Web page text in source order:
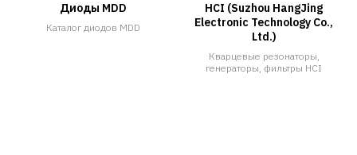
Диоды MDD
Каталог диодов MDD
HCI (Suzhou HangJing
Electronic Technology Co.,
Ltd.)
Кварцевые резонаторы,
генераторы, фильтры HCI